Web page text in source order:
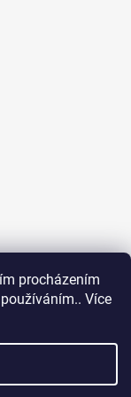
procházením
Více